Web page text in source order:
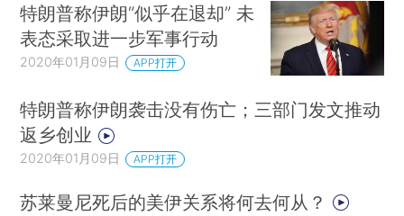
特朗普称伊朗“似乎在退却” 未
表态采取进一步军事行动
2020年01月09日 APP打开
特朗普称伊朗袭击没有伤亡；三部门发文推动
返乡创业
2020年01月09日 APP打开
苏莱曼尼死后的美伊关系将何去何从？